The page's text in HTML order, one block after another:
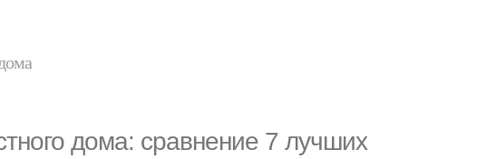
дома: сравнение 7 лучших